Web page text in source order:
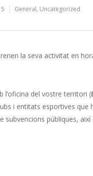
General, Uncategorized
la seva activitat en
l’oficina del vostre territori (
i entitats esportives
públiques,